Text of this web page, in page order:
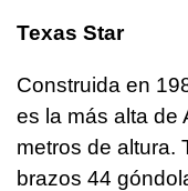
Texas Star
Construida en
es la más alta de
metros de altura.
brazos 44